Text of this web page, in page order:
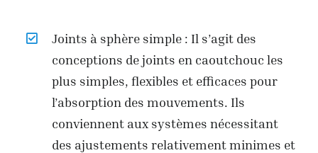
Joints à sphère simple : Il s’agit des
conceptions de joints en caoutchouc les
plus simples, flexibles et efficaces pour
l’absorption des mouvements. Ils
conviennent aux systèmes nécessitant
des ajustements relativement minimes et